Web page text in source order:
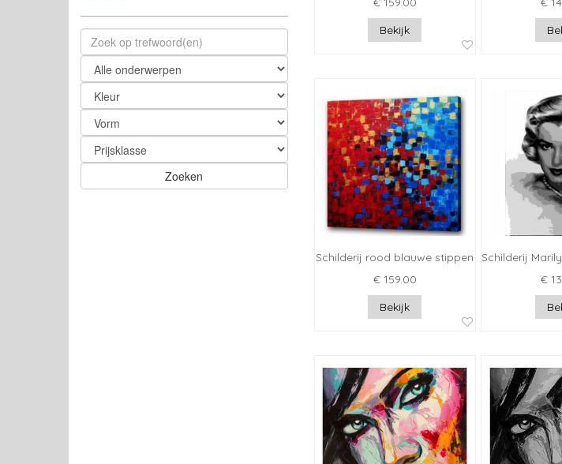
Zoeken
Bekijk
Schilderij rood blauwe stippen
€ 159.00
Bekijk
Schilderij
€